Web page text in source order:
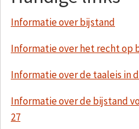
Informatie over bijstand
Informatie over het recht op
Informatie over de taaleis in
Informatie over de bijstand
27